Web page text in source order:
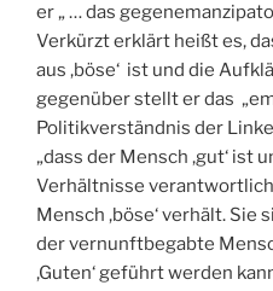
er „ … das
Verkürzt erklärt heißt es,
aus ,böse‘ ist und die
gegenüber stellt er das
Politikverständnis der
„dass der Mensch ,gut‘ ist
Verhältnisse
Mensch ,böse‘ verhält. Sie
der vernunftbegabte
,Guten‘ geführt werden